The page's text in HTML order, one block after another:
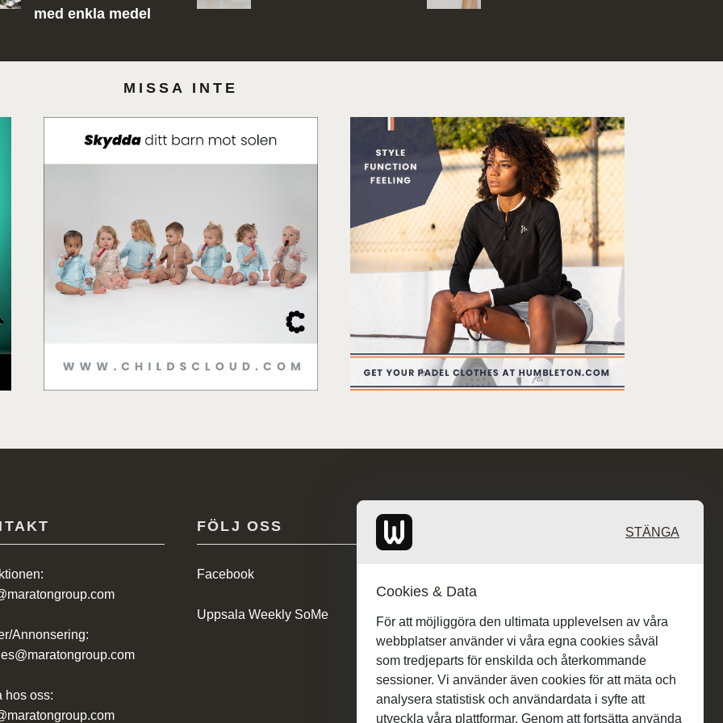
med enkla medel
MISSA INTE
Annonsering:
hos oss:
FÖLJ OSS
Facebook
Uppsala Weekly SoMe
STÄNGA
Cookies & Data
För att möjliggöra den ultimata upplevelsen av våra
webbplatser använder vi våra egna cookies såväl
som tredjeparts för enskilda och återkommande
sessioner. Vi använder även cookies för att mäta och
analysera statistisk och användardata i syfte att
utveckla våra plattformar. Genom att fortsätta använda